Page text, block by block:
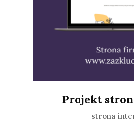
Projekt
strona